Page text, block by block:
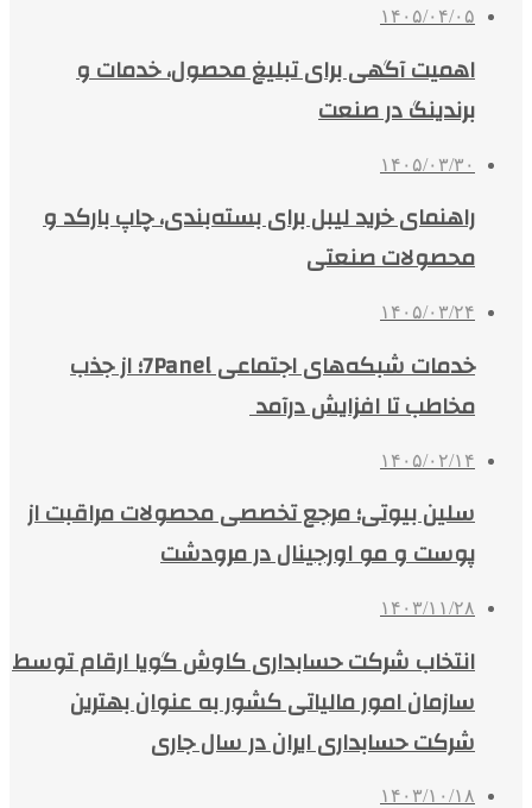
۱۴۰۵/۰۴/۰۵
اهمیت آگهی برای تبلیغ محصول، خدمات و
برندینگ در صنعت
۱۴۰۵/۰۳/۳۰
راهنمای خرید لیبل برای بسته‌بندی، چاپ بارکد و
محصولات صنعتی
۱۴۰۵/۰۳/۲۴
خدمات شبکه‌های اجتماعی 7Panel؛ از جذب
مخاطب تا افزایش درآمد
۱۴۰۵/۰۲/۱۴
سلین بیوتی؛ مرجع تخصصی محصولات مراقبت از
پوست و مو اورجینال در مرودشت
۱۴۰۳/۱۱/۲۸
انتخاب شرکت حسابداری کاوش گویا ارقام توسط
سازمان امور مالیاتی کشور به عنوان بهترین
شرکت حسابداری ایران در سال جاری
۱۴۰۳/۱۰/۱۸